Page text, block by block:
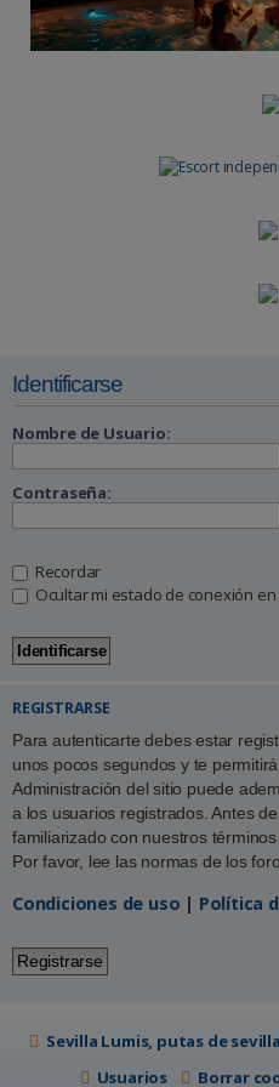
Identificarse
Nombre de Usuario:
Contraseña:
Recordar
Ocultar mi estado de conexión
REGISTRARSE
Para autenticarte debes estar
unos pocos segundos y te
Administración del sitio puede
a los usuarios registrados. Antes
familiarizado con nuestros
Por favor, lee las normas de los
Condiciones de uso | Política
Registrarse
Sevilla Lumis, putas de sevilla
Borrar
Usuarios